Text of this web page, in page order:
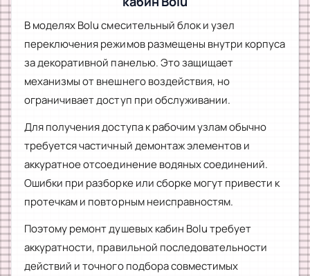
В моделях Bolu смесительный блок и узел
переключения режимов размещены внутри корпуса
за декоративной панелью. Это защищает
механизмы от внешнего воздействия, но
ограничивает доступ при обслуживании.
Для получения доступа к рабочим узлам обычно
требуется частичный демонтаж элементов и
аккуратное отсоединение водяных соединений.
Ошибки при разборке или сборке могут привести к
протечкам и повторным неисправностям.
Поэтому ремонт душевых кабин Bolu требует
аккуратности, правильной последовательности
действий и точного подбора совместимых